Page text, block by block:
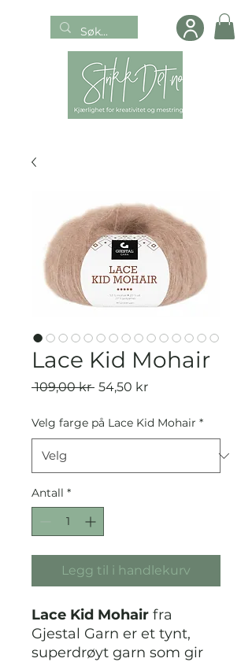
Lace Kid Mohair
109,00 kr Vanlig
54,50 krSalgspris
Velg farge på Lace Kid Mohair *
Antall *
Legg til i handlekurv
Lace Kid Mohair fra
Gjestal Garn er et tynt,
superdrøyt garn som gir